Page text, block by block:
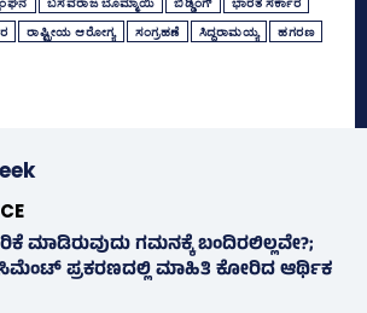
ಬಸವರಾಜ ಬೊಮ್ಮಾಯಿ ಬಿಡ್ಡಿಂಗ್‌ ಭಾರತ ಸರ್ಕಾರ
ರಾಷ್ಟ್ರೀಯ ಆರೋಗ್ಯ ಸಂಗ್ರಹಣೆ ಸಿದ್ದರಾಮಯ್ಯ ಹಗರಣ
ಮಾಡಿರುವುದು ಗಮನಕ್ಕೆ ಬಂದಿರಲಿಲ್ಲವೇ?;
ಪ್ರಕರಣದಲ್ಲಿ ಮಾಹಿತಿ ಕೋರಿದ ಆರ್ಥಿಕ